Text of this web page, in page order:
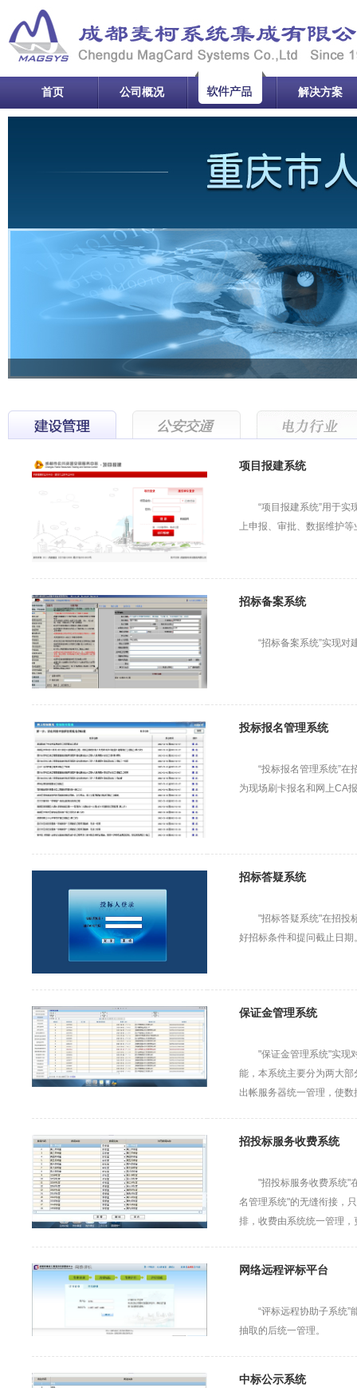
首页 公司概况 解决方案
项目报建系统
“项目报建系统”用于
上申报、审批、数据维护
招标备案系统
“招标备案系统”实现
投标报名管理系统
“投标报名管理系统”
为现场刷卡报名和网上CA
招标答疑系统
"招标答疑系统"在招投
好招标条件和提问截止日期
保证金管理系统
"保证金管理系统"实现
能，本系统主要分为两大
出帐服务器统一管理，使
招投标服务收费系统
"招投标服务收费系统"
名管理系统"的无缝衔接，
排，收费由系统统一管理
网络远程评标平台
“评标远程协助子系统
抽取的后统一管理。
中标公示系统